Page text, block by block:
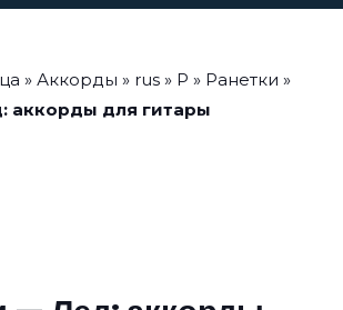
» Аккорды » rus » Р » Ранетки »
аккорды для гитары